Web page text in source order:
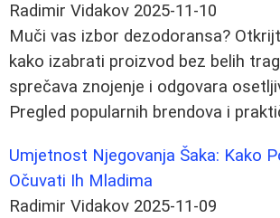
Radimir Vidakov 2025-11-10
Muči vas izbor dezodoransa?
kako izabrati proizvod bez belih
sprečava znojenje i odgovara
Pregled popularnih brendova i
Umjetnost Njegovanja Šaka: Kako
Očuvati Ih Mladima
Radimir Vidakov 2025-11-09